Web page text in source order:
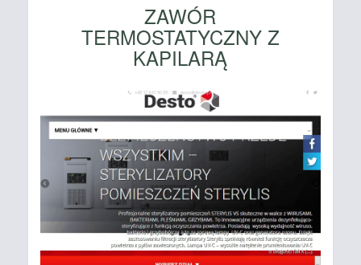
ZAWÓR
TERMOSTATYCZNY Z
KAPILARĄ